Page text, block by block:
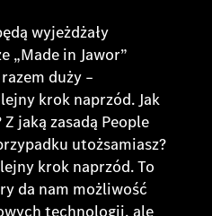
wyjeżdżały
„Made in Jawor”
duży –
krok naprzód. Jak
jaką zasadą People
utożsamiasz?
krok naprzód. To
da nam możliwość